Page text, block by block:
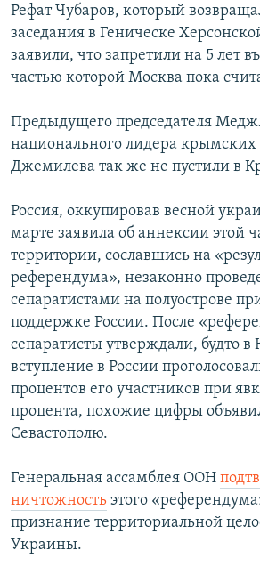
Рефат Чубаров, который
заседания в Геническе
заявили, что запретили на 5 лет
частью которой Москва пока
Предыдущего председателя
национального лидера крымских
Джемилева так же не пустили в
Россия, оккупировав весной
марте заявила об аннексии этой
территории, сославшись на
референдума», незаконно
сепаратистами на полуострове
поддержке России. После
сепаратисты утверждали, будто в
вступление в России
процентов его участников при
процента, похожие цифры
Севастополю.
Генеральная ассамблея ООН
ничтожность этого
признание территориальной
Украины.